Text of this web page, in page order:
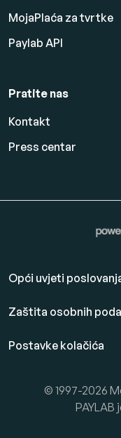
MojaPlaća za tvrtke
Paylab API
Pratite nas
Kontakt
Press centar
Opći uvjeti
Zaštita osobnih
Postavke kolačića
© 1997-2026
PAYLAB